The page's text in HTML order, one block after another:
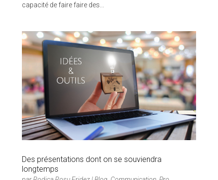
capacité de faire faire des...
Des présentations dont on se souviendra
longtemps